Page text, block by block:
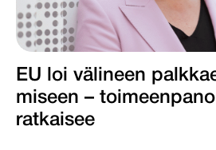
EU loi välineen
miseen –
ratkaisee